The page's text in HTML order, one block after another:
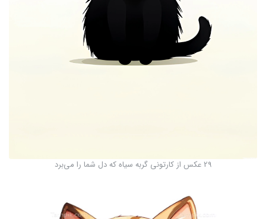
29 عکس از کارتونی گربه سیاه که دل شما را می‌برد